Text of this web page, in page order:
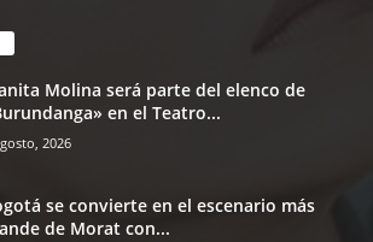
Molina será parte del elenco de
en el Teatro...
2026
se convierte en el escenario más
de Morat con...